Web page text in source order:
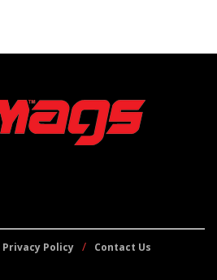
Privacy Policy Contact Us